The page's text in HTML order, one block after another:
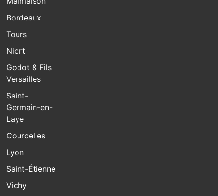
Bordeaux
Tours
Niort
Godot & Fils
Versailles
Saint-
Germain-en-
Laye
Courcelles
Lyon
Saint-Étienne
Vichy